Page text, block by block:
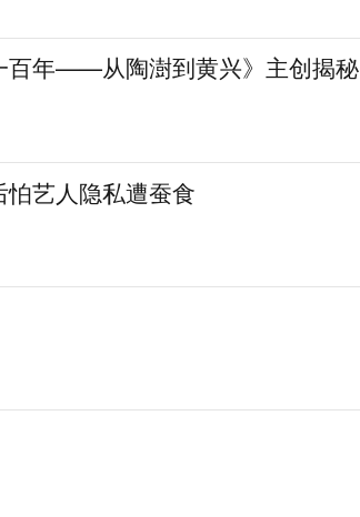
百年——从陶澍到黄兴》主创揭秘
艺人隐私遭蚕食